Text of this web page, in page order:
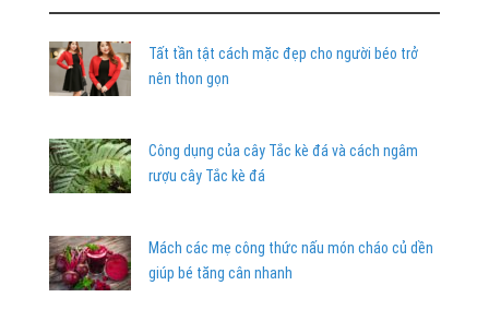
Tất tần tật cách mặc đẹp cho người béo trở
nên thon gọn
Công dụng của cây Tắc kè đá và cách ngâm
rượu cây Tắc kè đá
Mách các mẹ công thức nấu món cháo củ dền
giúp bé tăng cân nhanh